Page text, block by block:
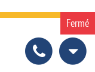
Fermé